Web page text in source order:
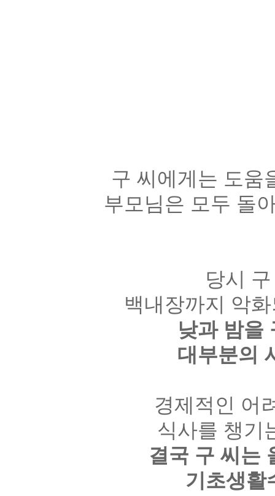
구 씨에게는 도움
부모님은 모두 돌
당시
백내장까지 악
낮과 밤을
대부분의
경제적인 어
식사를 챙기
결국 구 씨는
기초생활